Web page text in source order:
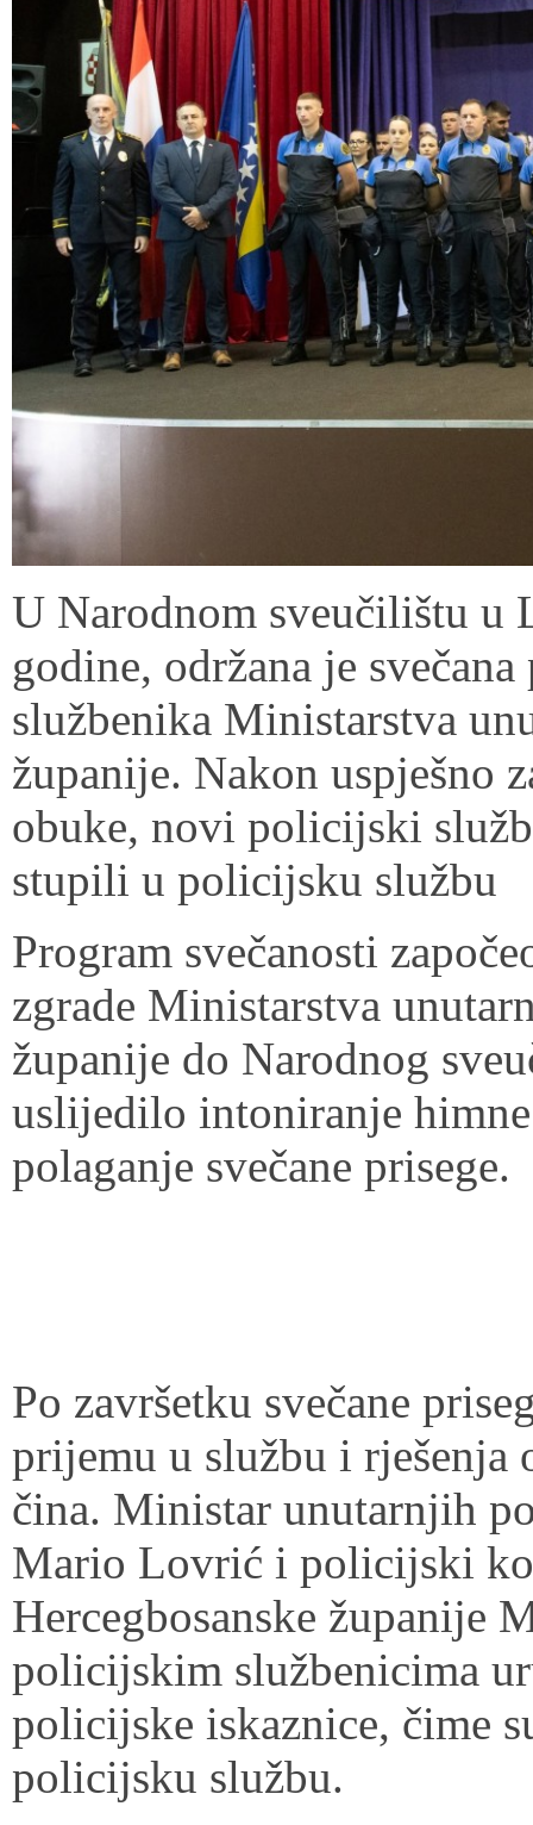
U Narodnom sveučilištu u
godine, održana je
službenika Ministarstva
županije. Nakon uspješno
obuke, novi policijski
stupili u policijsku službu
Program svečanosti
zgrade Ministarstva
županije do Narodnog
uslijedilo intoniranje
polaganje svečane prisege.
Po završetku svečane
prijemu u službu i
čina. Ministar unutarnjih
Mario Lovrić i policijski
Hercegbosanske županije
policijskim službenicima
policijske iskaznice, čime
policijsku službu.